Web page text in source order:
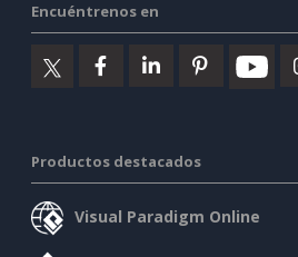
Encuéntrenos en
Productos destacados
Visual Paradigm Online